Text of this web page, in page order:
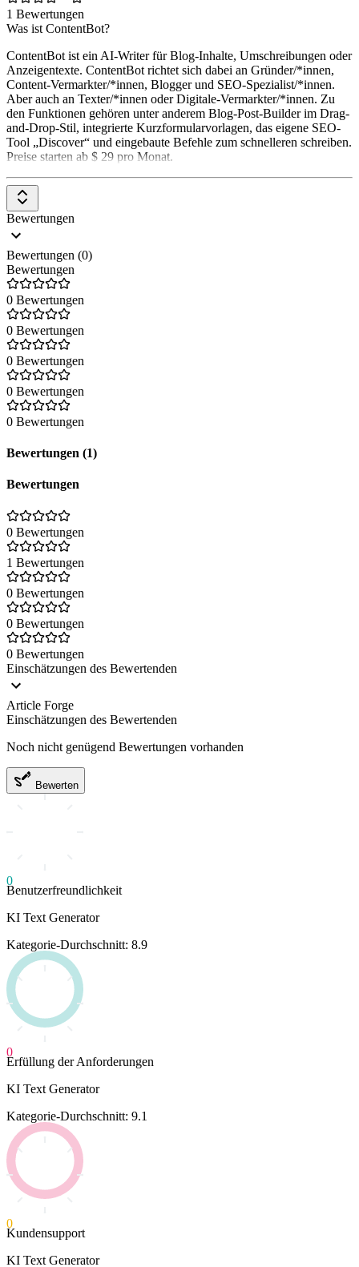
1 Bewertungen
Was ist ContentBot?
ContentBot ist ein AI-Writer für Blog-Inhalte, Umschreibungen oder
Anzeigentexte. ContentBot richtet sich dabei an Gründer/*innen,
Content-Vermarkter/*innen, Blogger und SEO-Spezialist/*innen.
Aber auch an Texter/*innen oder Digitale-Vermarkter/*innen. Zu
den Funktionen gehören unter anderem Blog-Post-Builder im Drag-
and-Drop-Stil, integrierte Kurzformularvorlagen, das eigene SEO-
Tool „Discover“ und eingebaute Befehle zum schnelleren schreiben.
Preise starten ab $ 29 pro Monat.
Bewertungen
Bewertungen (0)
Bewertungen
0 Bewertungen
0 Bewertungen
0 Bewertungen
0 Bewertungen
0 Bewertungen
Bewertungen (1)
Bewertungen
0 Bewertungen
1 Bewertungen
0 Bewertungen
0 Bewertungen
0 Bewertungen
Einschätzungen des Bewertenden
Article Forge
Einschätzungen des Bewertenden
Noch nicht genügend Bewertungen vorhanden
Bewerten
0
Benutzerfreundlichkeit
KI Text Generator
Kategorie-Durchschnitt: 8.9
0
Erfüllung der Anforderungen
KI Text Generator
Kategorie-Durchschnitt: 9.1
0
Kundensupport
KI Text Generator